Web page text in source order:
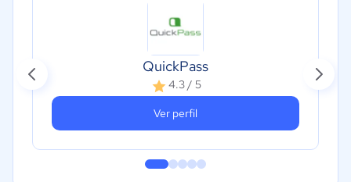
QuickPass
4.3 / 5
Ver perfil